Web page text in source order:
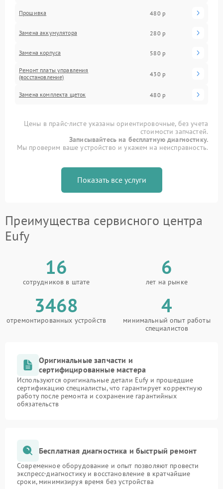
Прошивка 480 р
Замена аккумулятора 280 р
Замена корпуса 580 р
Ремонт платы управления
(восстановление)
430 р
Замена комплекта щеток 480 р
Цены в прайс-листе указаны ориентировочные, без учета
стоимости запчастей.
Записывайтесь на бесплатную диагностику.
Мы проверим ваше устройство и укажем на неисправность.
Показать все услуги
Преимущества сервисного центра
Eufy
16
сотрудников в штате
6
лет на рынке
3468
отремонтированных устройств
4
минимальный опыт работы
специалистов
Оригинальные запчасти и
сертифицированные мастера
Используются оригинальные детали Eufy и прошедшие
сертификацию специалисты, что гарантирует корректную
работу после ремонта и сохранение гарантийных
обязательств
Бесплатная диагностика и быстрый ремонт
Современное оборудование и опыт позволяют провести
экспресс-диагностику и восстановление в кратчайшие
сроки, минимизируя время без устройства